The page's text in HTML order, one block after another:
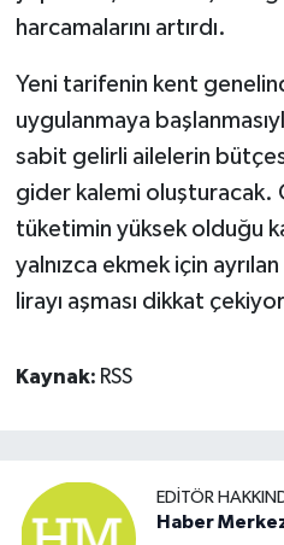
harcamalarını artırdı.
Yeni tarifenin kent
uygulanmaya
sabit gelirli ailelerin
gider kalemi oluşturacak.
tüketimin yüksek olduğu
yalnızca ekmek için
lirayı aşması dikkat
Kaynak: RSS
EDITÖR
Haber